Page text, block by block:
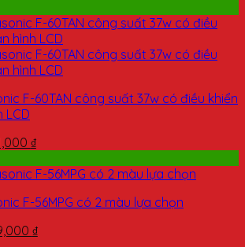
F-60TAN công suất 37w có điều khiển
LCD
₫
F-56MPG có 2 màu lựa chọn
₫